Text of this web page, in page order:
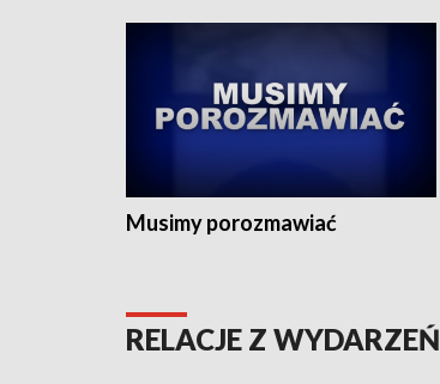
Musimy porozmawiać
RELACJE Z WYDARZEŃ